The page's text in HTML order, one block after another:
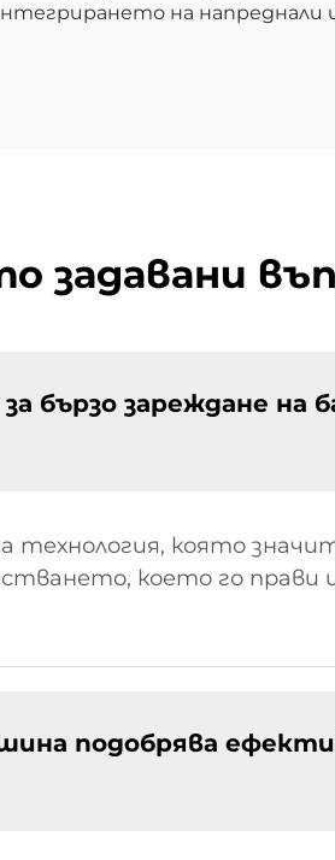
на напреднали
задавани
бързо зареждане на
технология, която
което го прави
подобрява